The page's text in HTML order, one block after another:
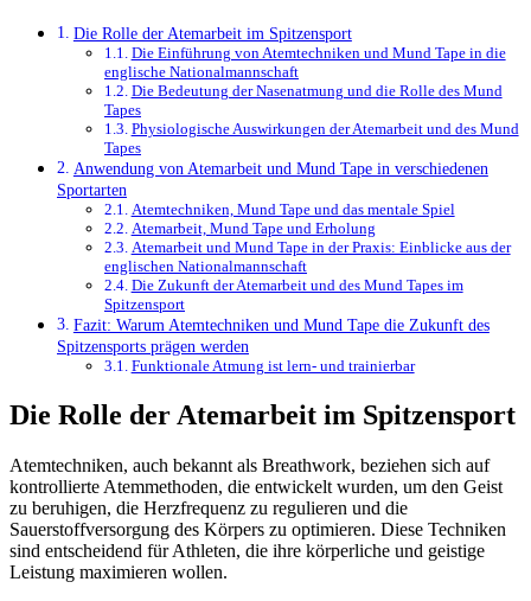
Die Rolle der Atemarbeit im Spitzensport
Die Einführung von Atemtechniken und Mund Tape in die
englische Nationalmannschaft
Die Bedeutung der Nasenatmung und die Rolle des Mund
Tapes
Physiologische Auswirkungen der Atemarbeit und des Mund
Tapes
Anwendung von Atemarbeit und Mund Tape in verschiedenen
Sportarten
Atemtechniken, Mund Tape und das mentale Spiel
Atemarbeit, Mund Tape und Erholung
Atemarbeit und Mund Tape in der Praxis: Einblicke aus der
englischen Nationalmannschaft
Die Zukunft der Atemarbeit und des Mund Tapes im
Spitzensport
Fazit: Warum Atemtechniken und Mund Tape die Zukunft des
Spitzensports prägen werden
Funktionale Atmung ist lern- und trainierbar
Die Rolle der Atemarbeit im Spitzensport
Atemtechniken, auch bekannt als Breathwork, beziehen sich auf
kontrollierte Atemmethoden, die entwickelt wurden, um den Geist
zu beruhigen, die Herzfrequenz zu regulieren und die
Sauerstoffversorgung des Körpers zu optimieren. Diese Techniken
sind entscheidend für Athleten, die ihre körperliche und geistige
Leistung maximieren wollen.